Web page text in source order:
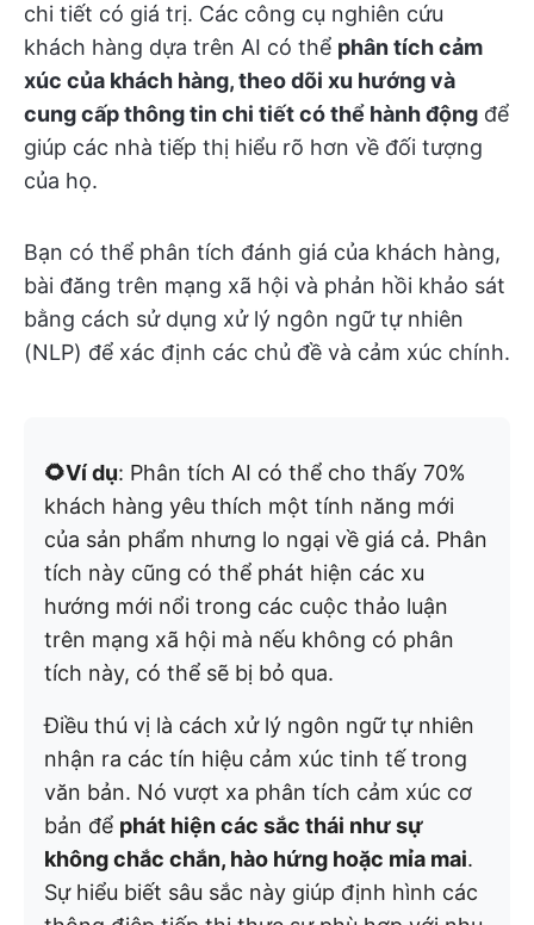
chi tiết có giá trị. Các công cụ nghiên cứu
khách hàng dựa trên AI có thể phân tích cảm
xúc của khách hàng, theo dõi xu hướng và
cung cấp thông tin chi tiết có thể hành động để
giúp các nhà tiếp thị hiểu rõ hơn về đối tượng
của họ.
Bạn có thể phân tích đánh giá của khách hàng,
bài đăng trên mạng xã hội và phản hồi khảo sát
bằng cách sử dụng xử lý ngôn ngữ tự nhiên
(NLP) để xác định các chủ đề và cảm xúc chính.
🌻Ví dụ: Phân tích AI có thể cho thấy 70%
khách hàng yêu thích một tính năng mới
của sản phẩm nhưng lo ngại về giá cả. Phân
tích này cũng có thể phát hiện các xu
hướng mới nổi trong các cuộc thảo luận
trên mạng xã hội mà nếu không có phân
tích này, có thể sẽ bị bỏ qua.
Điều thú vị là cách xử lý ngôn ngữ tự nhiên
nhận ra các tín hiệu cảm xúc tinh tế trong
văn bản. Nó vượt xa phân tích cảm xúc cơ
bản để phát hiện các sắc thái như sự
không chắc chắn, hào hứng hoặc mỉa mai.
Sự hiểu biết sâu sắc này giúp định hình các